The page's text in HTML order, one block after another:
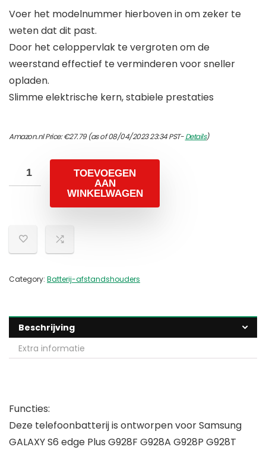
Voer het modelnummer hierboven in om zeker te
weten dat dit past.
Door het celoppervlak te vergroten om de
weerstand effectief te verminderen voor sneller
opladen.
Slimme elektrische kern, stabiele prestaties
Amazon.nl Price:€27.79(as of 08/04/2023 23:34 PST-Details)
TOEVOEGEN
AAN
WINKELWAGEN
Category: Batterij-afstandshouders
Beschrijving
Extra informatie
Functies:
Deze telefoonbatterij is ontworpen voor Samsung
GALAXY S6 edge Plus G928F G928A G928P G928T